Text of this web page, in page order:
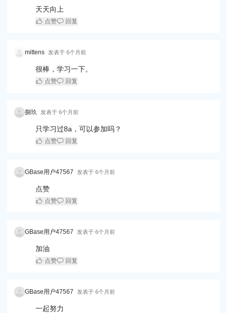
天天向上
点赞 回复
mittens 发表于 6个月前
很棒，学习一下。
点赞 回复
捌玖 发表于 6个月前
只学习过8a，可以参加吗？
点赞 回复
GBase用户47567 发表于 6个月前
点赞
点赞 回复
GBase用户47567 发表于 6个月前
加油
点赞 回复
GBase用户47567 发表于 6个月前
一起努力